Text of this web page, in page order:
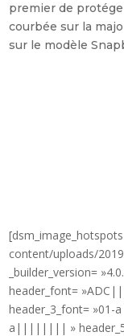
premier de
courbée sur la
sur le modèle
content/uploads/
_builder_version=
header_font=
header_3_font=
a|||||||| »